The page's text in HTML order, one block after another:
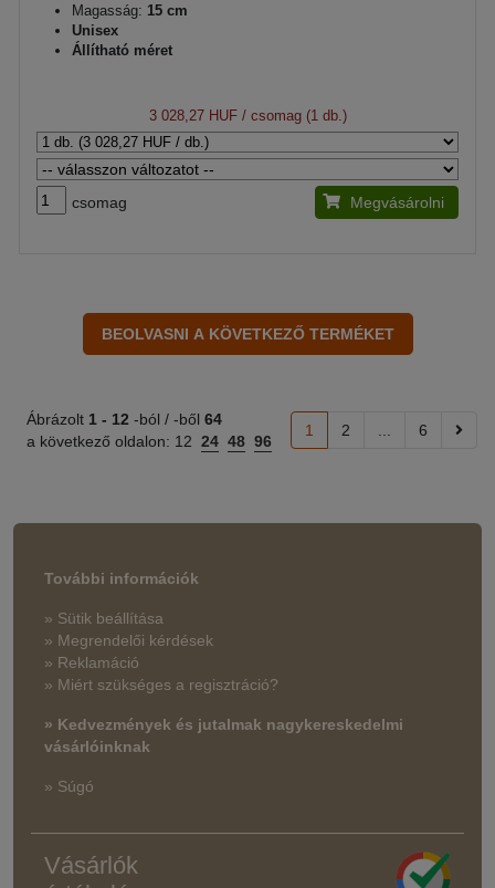
Magasság: 15 cm
Unisex
Állítható méret
3 028,27 HUF/ csomag (1 db.)
csomag Megvásárolni
Ábrázolt 1 - 12 -ból / -ből 64
a következő oldalon: 12 24 48 96
1 2 6
További információk
» Sütik beállítása
» Megrendelői kérdések
» Reklamáció
» Miért szükséges a regisztráció?
» Kedvezmények és jutalmak nagykereskedelmi
vásárlóinknak
» Súgó
Vásárlók